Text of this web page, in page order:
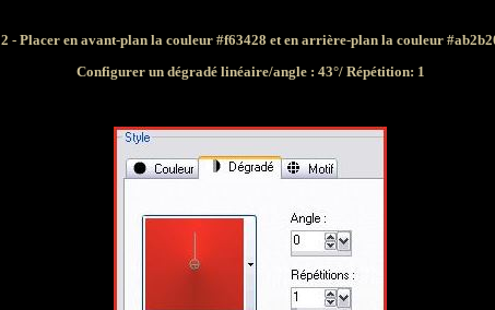
2 - Placer en avant-plan la couleur #f63428 et en arrière-plan la couleur
Configurer un dégradé linéaire/angle : 43°/ Répétition: 1